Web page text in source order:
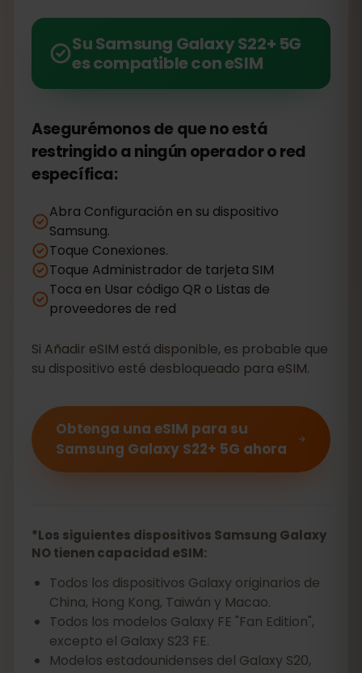
Su Samsung Galaxy S22+ 5G
es compatible con eSIM
Asegurémonos de que no está
restringido a ningún operador o red
específica:
Abra Configuración en su dispositivo
Samsung.
Toque Conexiones.
Toque Administrador de tarjeta SIM
Toca en Usar código QR o Listas de
proveedores de red
Si Añadir eSIM está disponible, es probable que
su dispositivo esté desbloqueado para eSIM.
Obtenga una eSIM para su
Samsung Galaxy S22+ 5G ahora
*Los siguientes dispositivos Samsung Galaxy
NO tienen capacidad eSIM:
Todos los dispositivos Galaxy originarios de
China, Hong Kong, Taiwán y Macao.
Todos los modelos Galaxy FE "Fan Edition",
excepto el Galaxy S23 FE.
Modelos estadounidenses del Galaxy S20,